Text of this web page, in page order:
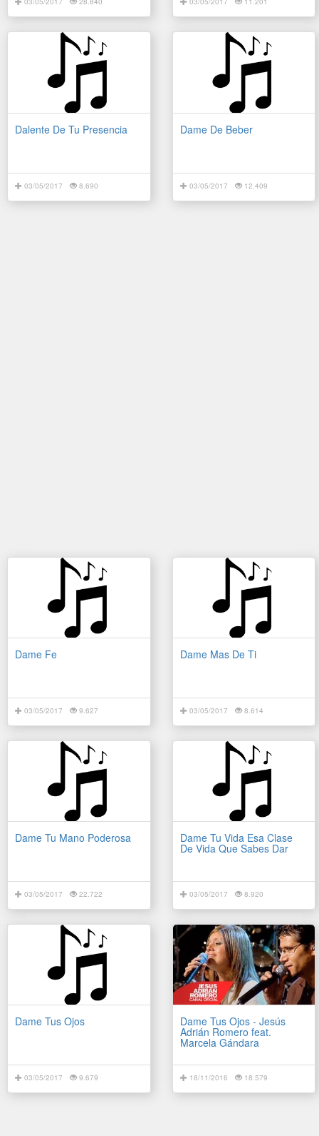
Dalente De Tu Presencia
03/05/2017 8.690
Dame De Beber
03/05/2017 12.409
Dame Fe
03/05/2017 9.627
Dame Mas De Ti
03/05/2017 8.614
Dame Tu Mano Poderosa
03/05/2017 22.722
Dame Tu Vida Esa Clase
De Vida Que Sabes Dar
03/05/2017 8.920
Dame Tus Ojos
03/05/2017 9.679
Dame Tus Ojos - Jesús
Adrián Romero feat.
Marcela Gándara
18/11/2016 18.579